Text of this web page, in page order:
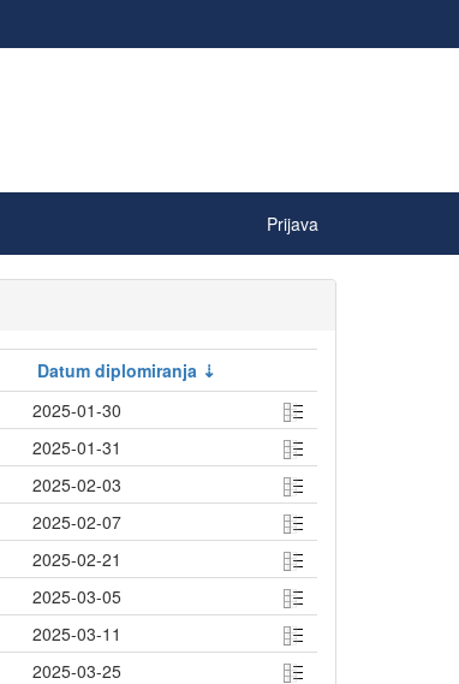
Prijava
Datum diplomiranja
2025-01-30
2025-01-31
2025-02-03
2025-02-07
2025-02-21
2025-03-05
2025-03-11
2025-03-25